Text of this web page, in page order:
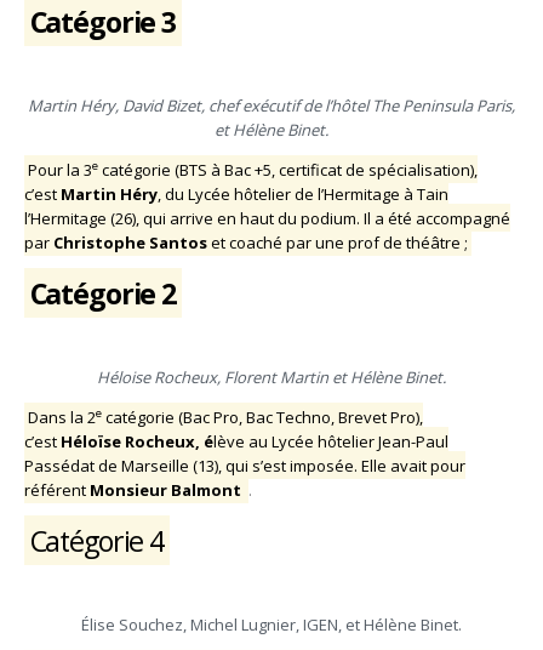
Catégorie 3
Martin Héry, David Bizet, chef exécutif de l’hôtel The Peninsula Paris,
et Hélène Binet.
Pour la 3ecatégorie (BTS à Bac +5, certificat de spécialisation),
c’est Martin Héry, du Lycée hôtelier de l’Hermitage à Tain
l’Hermitage (26), qui arrive en haut du podium. Il a été accompagné
par Christophe Santoset coaché par une prof de théâtre ;
Catégorie 2
Héloise Rocheux, Florent Martin et Hélène Binet.
Dans la 2ecatégorie (Bac Pro, Bac Techno, Brevet Pro),
c’est Héloïse Rocheux, élève au Lycée hôtelier Jean-Paul
Passédat de Marseille (13), qui s’est imposée. Elle avait pour
référent Monsieur Balmont .
Catégorie 4
Élise Souchez, Michel Lugnier, IGEN, et Hélène Binet.